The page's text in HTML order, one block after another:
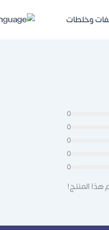
وخلطات
0
0
0
0
0
هذا المنتج!